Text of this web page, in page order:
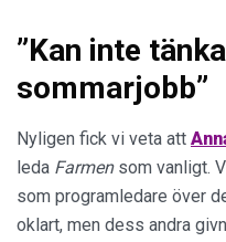
”Kan inte
sommarjobb”
Nyligen fick vi veta att
leda Farmen som vanligt.
som programledare över
oklart, men dess andra